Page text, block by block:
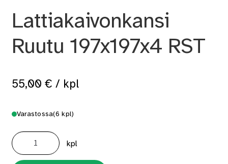
Lattiakaivonkansi
Ruutu 197x197x4 RST
55,00 € / kpl
Varastossa(6 kpl)
Lattiakaivonkansi
Ruutu
197x197x4
RST
määrä
kpl